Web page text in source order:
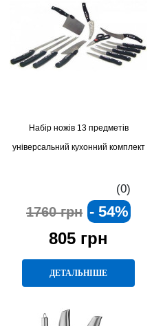
Набір ножів 13 предметів
універсальний кухонний комплект
(0)
1760 грн - 54%
805 грн
ДЕТАЛЬНІШЕ